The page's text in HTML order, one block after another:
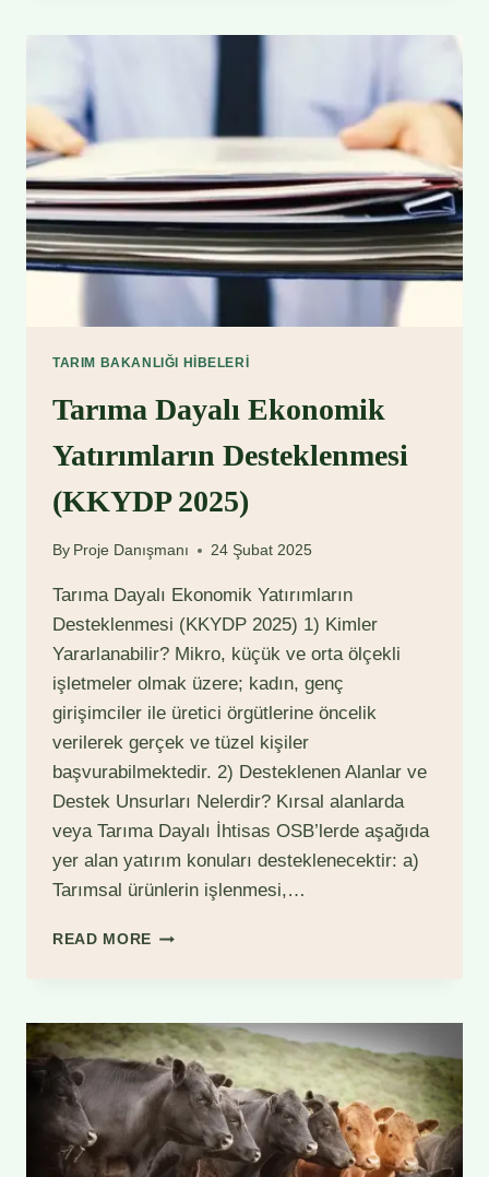
DESTEKLENMESI
TARIM BAKANLIĞI HIBELERI
Tarıma Dayalı Ekonomik
Yatırımların Desteklenmesi
(KKYDP 2025)
By Proje Danışmanı 24 Şubat 2025
Tarıma Dayalı Ekonomik Yatırımların
Desteklenmesi (KKYDP 2025) 1) Kimler
Yararlanabilir? Mikro, küçük ve orta ölçekli
işletmeler olmak üzere; kadın, genç
girişimciler ile üretici örgütlerine öncelik
verilerek gerçek ve tüzel kişiler
başvurabilmektedir. 2) Desteklenen Alanlar ve
Destek Unsurları Nelerdir? Kırsal alanlarda
veya Tarıma Dayalı İhtisas OSB’lerde aşağıda
yer alan yatırım konuları desteklenecektir: a)
Tarımsal ürünlerin işlenmesi,…
READ MORE TARIMA
DESTEKLENMESI
(KKYDP
2025)